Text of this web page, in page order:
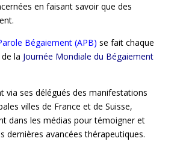
en faisant savoir que des
Bégaiement (APB) se fait chaque
la Journée Mondiale du Bégaiement
via ses délégués des manifestations
villes de France et de Suisse,
dans les médias pour témoigner et
dernières avancées thérapeutiques.